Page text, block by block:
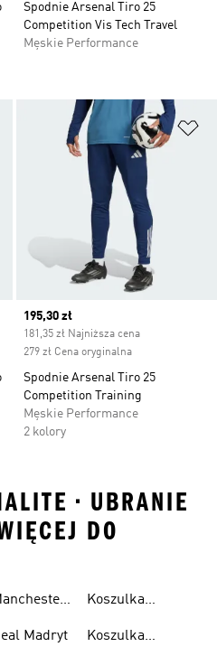
Spodnie Arsenal Tiro 25
Competition Vis Tech Travel
Męskie Performance
Dodaj do listy życzeń
Current price
195,30 zł
181,35 zł Najniższa cena
279 zł Cena oryginalna
Spodnie Arsenal Tiro 25
Competition Training
Męskie Performance
2 kolory
• UBRANIE
DO
Madryt
Koszulka
Koszulka